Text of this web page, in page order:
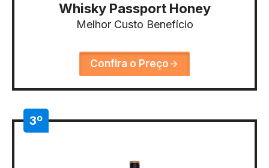
Whisky Passport Honey
Melhor Custo Benefício
Confira o Preço
3º